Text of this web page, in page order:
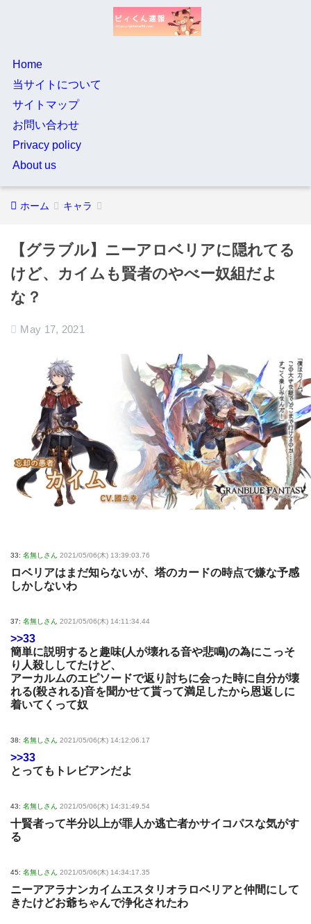
Home
当サイトについて
サイトマップ
お問い合わせ
Privacy policy
About us
ホーム キャラ
【グラブル】ニーアロベリアに隠れてる
けど、カイムも賢者のやべー奴組だよ
な？
May 17, 2021
33: 名無しさん 2021/05/06(木) 13:39:03.76
ロベリアはまだ知らないが、塔のカードの時点で嫌な予感
しかしないわ
37: 名無しさん 2021/05/06(木) 14:11:34.44
>>33
簡単に説明すると趣味(人が壊れる音や悲鳴)の為にこっそ
り人殺ししてたけど、
アーカルムのエピソードで返り討ちに会った時に自分が壊
れる(殺される)音を聞かせて貰って満足したから恩返しに
着いてくって奴
38: 名無しさん 2021/05/06(木) 14:12:06.17
>>33
とってもトレビアンだよ
43: 名無しさん 2021/05/06(木) 14:31:49.54
十賢者って半分以上が罪人か逃亡者かサイコパスな気がす
る
45: 名無しさん 2021/05/06(木) 14:34:17.35
ニーアアラナンカイムエスタリオラロベリアと仲間にして
きたけどお爺ちゃんで浄化されたわ